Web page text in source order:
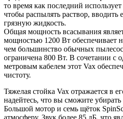
то время как последний
чтобы распылять раствор, вводить
грязную жидкость.
Общая мощность всасывания
мощностью 1200 Вт обеспечивает
чем большинство обычных
ограничена 800 Вт. В сочетании с
метровым кабелем этот Vax
чистоту.
Тяжелая стойка Vax отражается в
надейтесь, что вы сможите
Большой мотор и семь щёток